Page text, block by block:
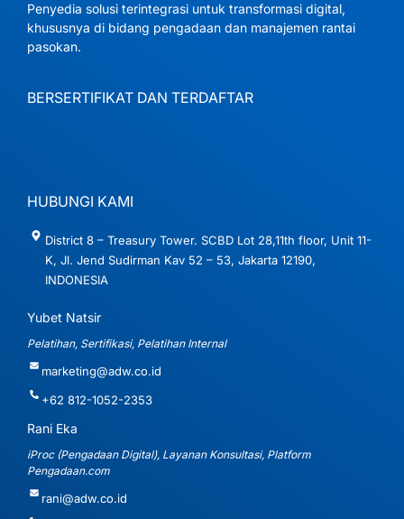
Penyedia solusi terintegrasi untuk transformasi digital,
khususnya di bidang pengadaan dan manajemen rantai
pasokan.
BERSERTIFIKAT DAN TERDAFTAR
HUBUNGI KAMI
District 8 – Treasury Tower. SCBD Lot 28,11th floor, Unit 11-
K, Jl. Jend Sudirman Kav 52 – 53, Jakarta 12190,
INDONESIA
Yubet Natsir
Pelatihan, Sertifikasi, Pelatihan Internal
marketing@adw.co.id
+62 812-1052-2353
Rani Eka
iProc (Pengadaan Digital), Layanan Konsultasi, Platform
Pengadaan.com
rani@adw.co.id